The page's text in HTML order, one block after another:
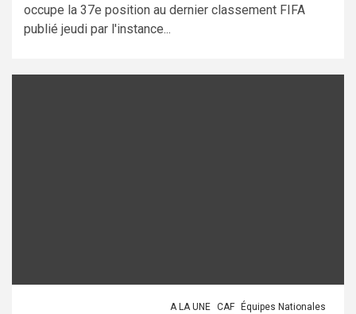
occupe la 37e position au dernier classement FIFA
publié jeudi par l'instance...
A LA UNE CAF Équipes Nationales